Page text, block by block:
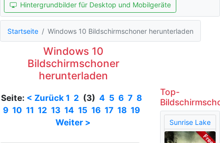
Hintergrundbilder für Desktop und Mobilgeräte
Startseite Windows 10 Bildschirmschoner herunterladen
Windows 10
Bildschirmschoner
herunterladen
Seite: < Zurück 1 2 (3) 4 5 6 7 8
9 10 11 12 13 14 15 16 17 18 19
Weiter >
Top-
Sunrise Lake